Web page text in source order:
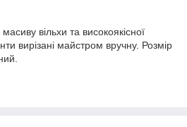
вільхи та високоякісної
вирізані майстром вручну. Розмір